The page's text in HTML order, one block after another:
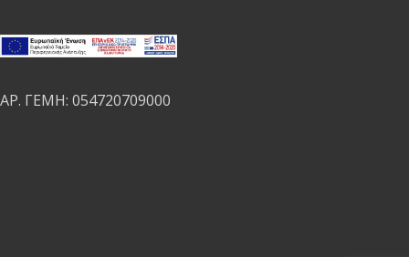
ΑΡ. ΓΕΜΗ: 054720709000